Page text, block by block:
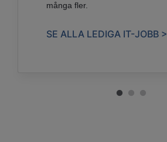
många fler.
SE ALLA LEDIGA IT-JOBB >